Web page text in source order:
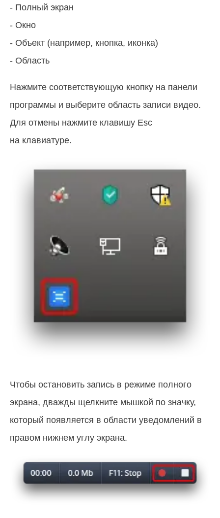
- Полный экран
- Окно
- Объект (например, кнопка, иконка)
- Область
Нажмите соответствующую кнопку на панели
программы и выберите область записи видео.
Для отмены нажмите клавишу Esc
на клавиатуре.
Чтобы остановить запись в режиме полного
экрана, дважды щелкните мышкой по значку,
который появляется в области уведомлений в
правом нижнем углу экрана.